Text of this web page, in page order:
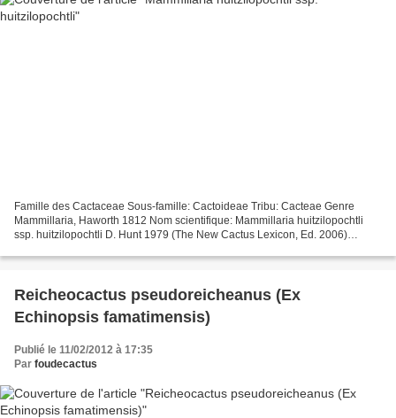
Famille des Cactaceae Sous-famille: Cactoideae Tribu: Cacteae Genre
Mammillaria, Haworth 1812 Nom scientifique: Mammillaria huitzilopochtli
ssp. huitzilopochtli D. Hunt 1979 (The New Cactus Lexicon, Ed. 2006)
Reicheocactus pseudoreicheanus (Ex
Echinopsis famatimensis)
Publié le 11/02/2012 à 17:35
Par foudecactus